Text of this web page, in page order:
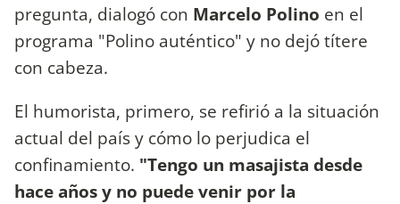
pregunta, dialogó con Marcelo Polino en el
programa "Polino auténtico" y no dejó títere
con cabeza.
El humorista, primero, se refirió a la situación
actual del país y cómo lo perjudica el
confinamiento. "Tengo un masajista desde
hace años y no puede venir por la